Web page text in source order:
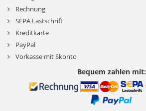
Rechnung
SEPA Lastschrift
Kreditkarte
PayPal
Vorkasse mit Skonto
Bequem zahlen mit: